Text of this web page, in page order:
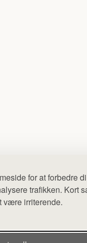
for at forbedre
trafikken. Kort
være irriterende.